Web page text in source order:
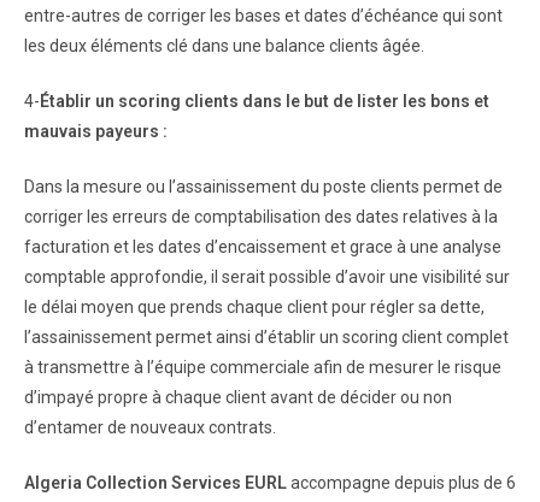
entre-autres de corriger les bases et dates d’échéance qui sont
les deux éléments clé dans une balance clients âgée.
4-Établir un scoring clients dans le but de lister les bons et
mauvais payeurs :
Dans la mesure ou l’assainissement du poste clients permet de
corriger les erreurs de comptabilisation des dates relatives à la
facturation et les dates d’encaissement et grace à une analyse
comptable approfondie, il serait possible d’avoir une visibilité sur
le délai moyen que prends chaque client pour régler sa dette,
l’assainissement permet ainsi d’établir un scoring client complet
à transmettre à l’équipe commerciale afin de mesurer le risque
d’impayé propre à chaque client avant de décider ou non
d’entamer de nouveaux contrats.
Algeria Collection Services EURLaccompagne depuis plus de 6